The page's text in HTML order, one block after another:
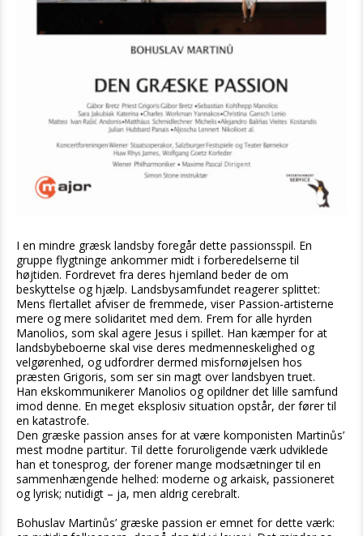
I en mindre græsk landsby foregår dette passionsspil. En
gruppe flygtninge ankommer midt i forberedelserne til
højtiden. Fordrevet fra deres hjemland beder de om
beskyttelse og hjælp. Landsbysamfundet reagerer splittet:
Mens flertallet afviser de fremmede, viser Passion-artisterne
mere og mere solidaritet med dem. Frem for alle hyrden
Manolios, som skal agere Jesus i spillet. Han kæmper for at
landsbybeboerne skal vise deres medmenneskelighed og
velgørenhed, og udfordrer dermed misfornøjelsen hos
præsten Grigoris, som ser sin magt over landsbyen truet.
Han ekskommunikerer Manolios og opildner det lille samfund
imod denne. En meget eksplosiv situation opstår, der fører til
en katastrofe.
Den græske passion anses for at være komponisten Martinůs’
mest modne partitur. Til dette foruroligende værk udviklede
han et tonesprog, der forener mange modsætninger til en
sammenhængende helhed: moderne og arkaisk, passioneret
og lyrisk; nutidigt – ja, men aldrig cerebralt.
Bohuslav Martinůs’ græske passion er emnet for dette værk: